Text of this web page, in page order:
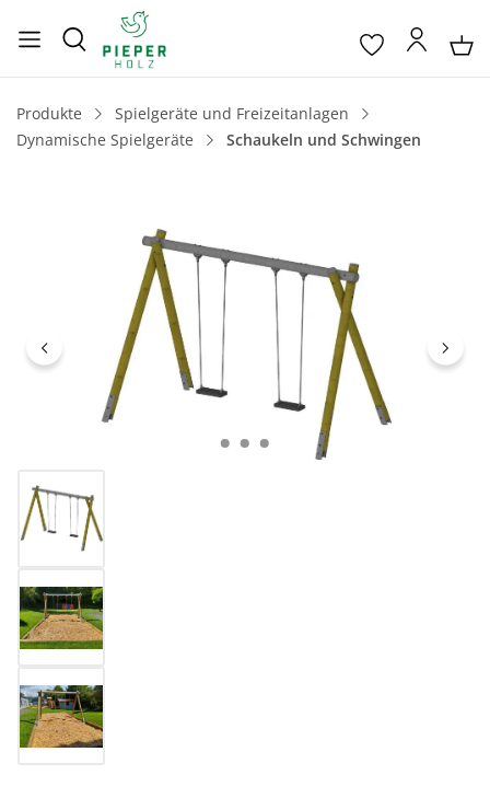
Produkte
Spielgeräte und Freizeitanlagen
Dynamische Spielgeräte
Schaukeln und Schwingen
Bildergalerie überspringen